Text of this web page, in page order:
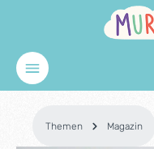
Zum Hauptinhalt springen
Themen Magazin